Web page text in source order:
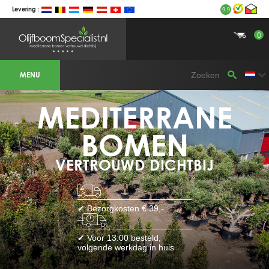
Levering : 9.9
BOTANICALGROUP WERKGEBIEDEN &
WEBSITES
OLIJFBOOMSPECIALIST.NL
OLIJFBOOMSPECIALIST.BE
LESPECIALISTEDESOLIVIERS.FR
OLIVENBAUM.DE
DRZEWAOLIWNE.PL
OLIVETREESPECIALIST.COM
Bomen
BOMEN.NL
GROENBLIJVENDEBOMEN.NL
GROENBLIJVENDEBOMEN.BE
PALMBOMENSPECIALIST.NL
IMMERGRUENEBAEUME.DE
Botanicalgroup
BOTANICALGROUP.EU
BOTANICALGROUP.DE
BOTANICALGROUP.BE
0
MENU
MEDITERRANE
BOMEN
VERTROUWD DICHTBIJ
✔ Bezorgkosten € 39,-
✔ Voor 13:00 besteld,
volgende werkdag in huis